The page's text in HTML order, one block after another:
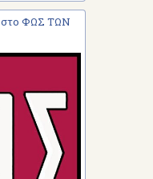
στο ΦΩΣ ΤΩΝ